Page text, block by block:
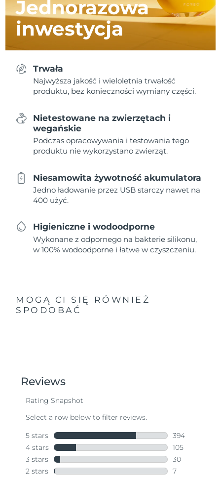
Jednorazowa
inwestycja
Trwała
Najwyższa jakość i wieloletnia trwałość
produktu, bez konieczności wymiany części.
Nietestowane na zwierzętach i
wegańskie
Podczas opracowywania i testowania tego
produktu nie wykorzystano zwierząt.
Niesamowita żywotność akumulatora
Jedno ładowanie przez USB starczy nawet na
400 użyć.
Higieniczne i wodoodporne
Wykonane z odpornego na bakterie silikonu,
w 100% wodoodporne i łatwe w czyszczeniu.
MOGĄ CI SIĘ RÓWNIEŻ
SPODOBAĆ